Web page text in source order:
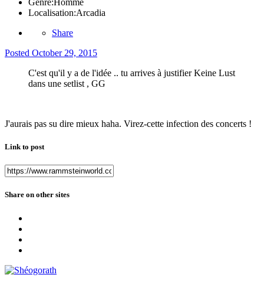
Genre:Homme
Localisation:Arcadia
Share
Posted October 29, 2015
C'est qu'il y a de l'idée .. tu arrives à justifier Keine Lust
dans une setlist , GG
J'aurais pas su dire mieux haha. Virez-cette infection des concerts !
Link to post
Share on other sites